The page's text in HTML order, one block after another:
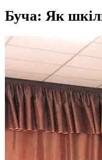
Буча: Як